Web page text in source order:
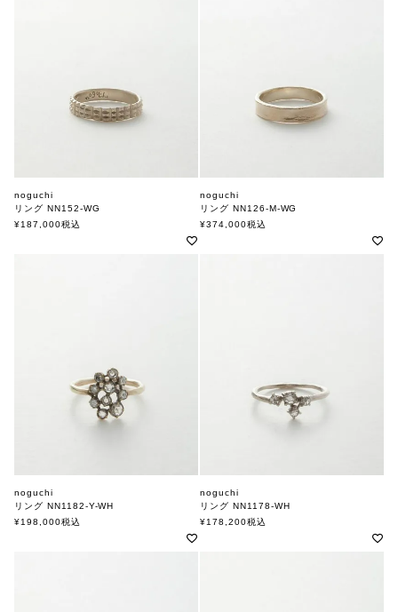
noguchi
リング NN152-WG
ノグチ
¥187,000税込
noguchi
リング NN126-M-WG
ノグチ
¥374,000税込
noguchi
リング NN1182-Y-WH
ノグチ
¥198,000税込
noguchi
リング NN1178-WH
ノグチ
¥178,200税込